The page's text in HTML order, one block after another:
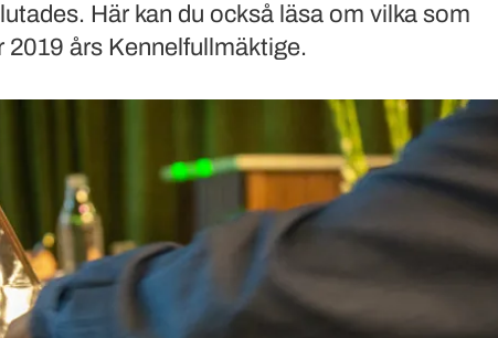
Här kan du också läsa om vilka som
års Kennelfullmäktige.